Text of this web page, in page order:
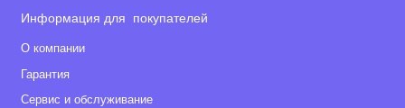
Информация для покупателей
О компании
Гарантия
Сервис и обслуживание